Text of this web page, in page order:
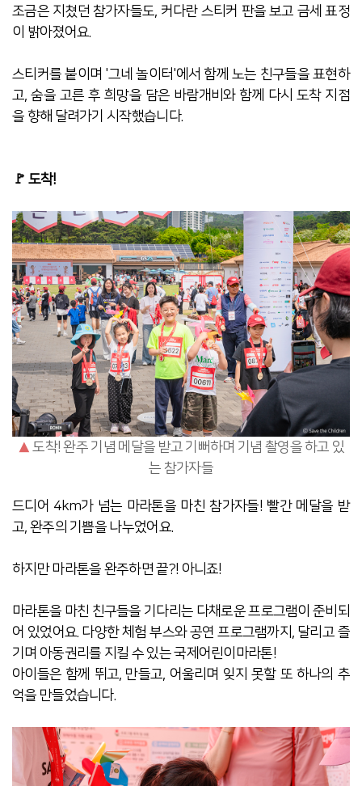
조금은 지쳤던 참가자들도, 커다란 스티커 판을 보고 금세 표정
이 밝아졌어요.
스티커를 붙이며 '그네 놀이터'에서 함께 노는 친구들을 표현하
고, 숨을 고른 후 희망을 담은 바람개비와 함께 다시 도착 지점
을 향해 달려가기 시작했습니다.
🚩 도착!
▲ 도착! 완주 기념 메달을 받고 기뻐하며 기념 촬영을 하고 있
는 참가자들
드디어 4km가 넘는 마라톤을 마친 참가자들! 빨간 메달을 받
고, 완주의 기쁨을 나누었어요.
하지만 마라톤을 완주하면 끝?! 아니죠!
마라톤을 마친 친구들을 기다리는 다채로운 프로그램이 준비되
어 있었어요. 다양한 체험 부스와 공연 프로그램까지, 달리고 즐
기며 아동권리를 지킬 수 있는 국제어린이마라톤!
아이들은 함께 뛰고, 만들고, 어울리며 잊지 못할 또 하나의 추
억을 만들었습니다.